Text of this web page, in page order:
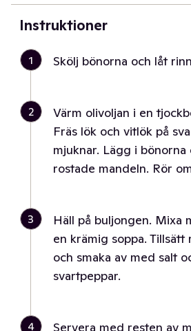
Instruktioner
1 Skölj bönorna och låt
2
Värm olivoljan i en
Fräs lök och vitlök på
mjuknar. Lägg i
rostade mandeln. Rör
3
Häll på buljongen. Mixa
en krämig soppa. Tillsätt
och smaka av med salt
svartpeppar.
4
Servera med resten av